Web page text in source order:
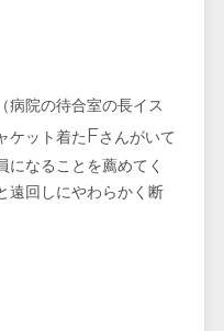
病院の待合室の長イス
ケット着た Fさんがいて
になることを薦めてく
遠回しにやわらかく断